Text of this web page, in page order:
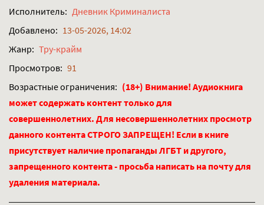
Исполнитель: Дневник Криминалиста
Добавлено: 13-05-2026, 14:02
Жанр: Тру-крайм
Просмотров: 91
Возрастные ограничения: (18+) Внимание! Аудиокнига
может содержать контент только для
совершеннолетних. Для несовершеннолетних просмотр
данного контента СТРОГО ЗАПРЕЩЕН! Если в книге
присутствует наличие пропаганды ЛГБТ и другого,
запрещенного контента - просьба написать на почту для
удаления материала.